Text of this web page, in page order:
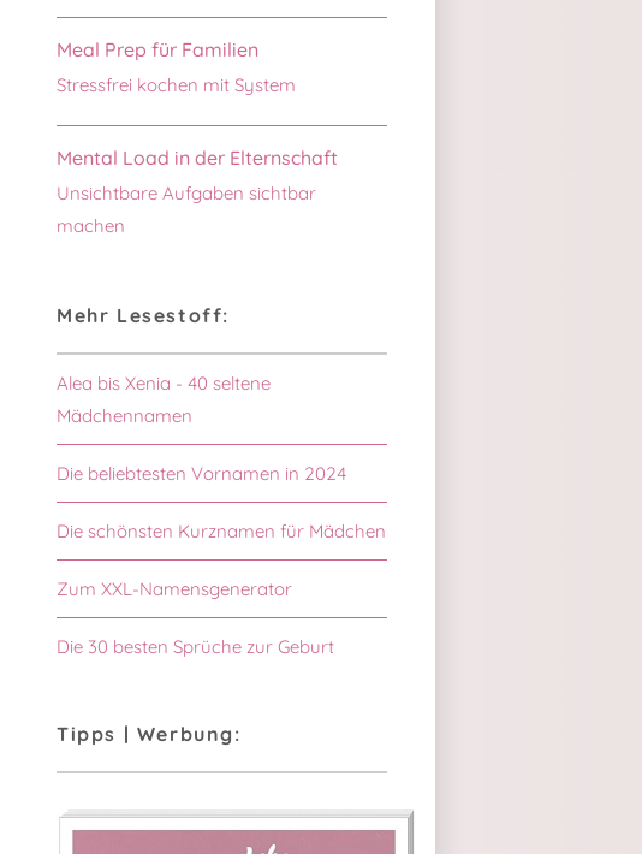
Meal Prep für Familien
Stressfrei kochen mit System
Mental Load in der Elternschaft
Unsichtbare Aufgaben sichtbar
machen
Mehr Lesestoff:
Alea bis Xenia - 40 seltene
Mädchennamen
Die beliebtesten Vornamen in 2024
Die schönsten Kurznamen für Mädchen
Zum XXL-Namensgenerator
Die 30 besten Sprüche zur Geburt
Tipps | Werbung: